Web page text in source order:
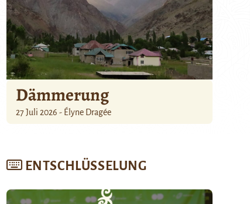
Dämmerung
27 Juli 2026 - Élyne Dragée
ENTSCHLÜSSELUNG